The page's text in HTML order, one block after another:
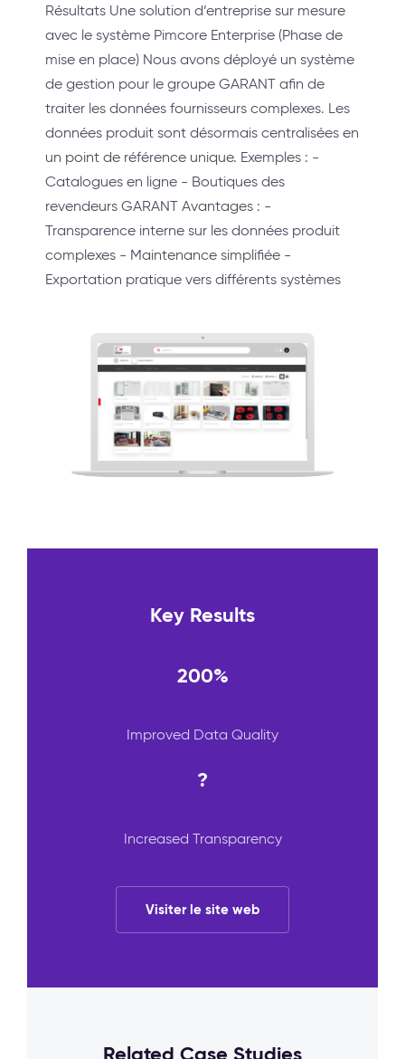
Résultats Une solution d’entreprise sur mesure
avec le système Pimcore Enterprise (Phase de
mise en place) Nous avons déployé un système
de gestion pour le groupe GARANT afin de
traiter les données fournisseurs complexes. Les
données produit sont désormais centralisées en
un point de référence unique. Exemples : -
Catalogues en ligne - Boutiques des
revendeurs GARANT Avantages : -
Transparence interne sur les données produit
complexes - Maintenance simplifiée -
Exportation pratique vers différents systèmes
Key Results
200%
Improved Data Quality
?
Increased Transparency
Visiter le site web